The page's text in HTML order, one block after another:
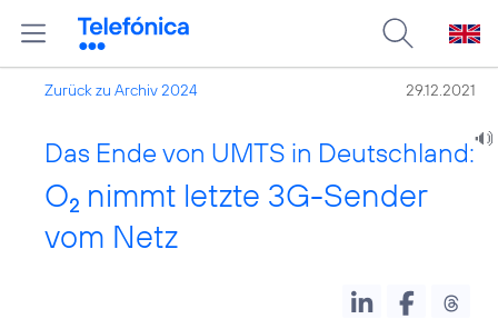
Zurück zu Archiv 2024 29.12.2021
Das Ende von UMTS in Deutschland:
O2 nimmt letzte 3G-Sender
vom Netz